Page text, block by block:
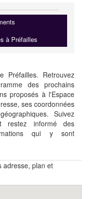
à Préfailles
Préfailles. Retrouvez
des prochains
proposés à l'Espace
ses coordonnées
Suivez
restez informé des
qui y sont
adresse, plan et